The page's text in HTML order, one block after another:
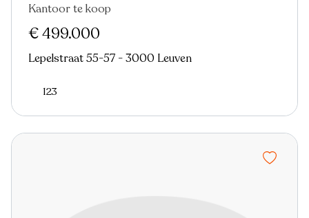
Kantoor te koop
€ 499.000
Lepelstraat 55-57 - 3000 Leuven
123